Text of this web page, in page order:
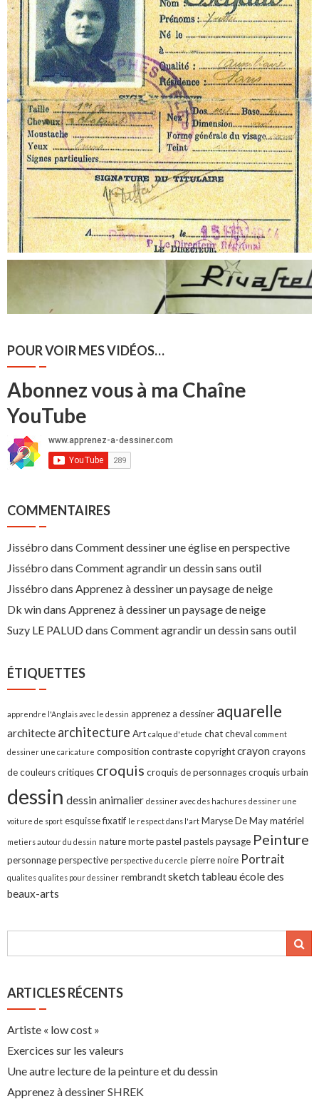
POUR VOIR MES VIDÉOS…
Abonnez vous à ma Chaîne
YouTube
COMMENTAIRES
Jissébro dans Comment dessiner une église en perspective
Jissébro dans Comment agrandir un dessin sans outil
Jissébro dans Apprenez à dessiner un paysage de neige
Dk windans Apprenez à dessiner un paysage de neige
Suzy LE PALUDdans Comment agrandir un dessin sans outil
ÉTIQUETTES
apprendre l'Anglais avec le dessin apprenez a dessiner aquarelle
architecte architecture Art calque d'etude chatcheval comment
dessiner une caricature composition contrastecopyrightcrayon crayons
de couleurscritiques croquis croquis de personnagescroquis urbain
dessin dessin animalier dessiner avec des hachures dessiner une
voiture de sport esquissefixatif le respect dans l'art Maryse De Maymatériel
metiers autour du dessin nature mortepastel pastelspaysage Peinture
personnageperspective perspective du cercle pierre noire Portrait
qualites qualites pour dessiner rembrandtsketch tableau école des
beaux-arts
ARTICLES RÉCENTS
Artiste « low cost »
Exercices sur les valeurs
Une autre lecture de la peinture et du dessin
Apprenez à dessiner SHREK